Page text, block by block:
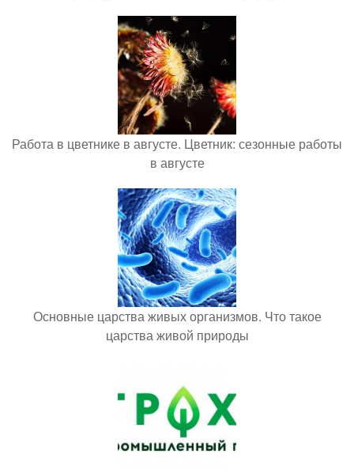
Работа в цветнике в августе. Цветник: сезонные работы
в августе
Основные царства живых организмов. Что такое
царства живой природы